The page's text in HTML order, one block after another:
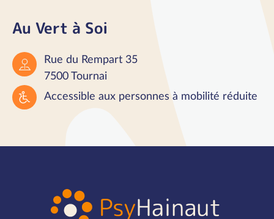
Au Vert à Soi
Rue du Rempart 35
7500 Tournai
Accessible aux personnes à mobilité réduite